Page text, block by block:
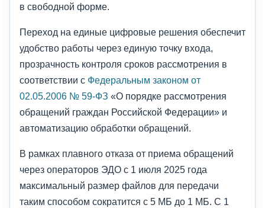
в свободной форме.
Переход на единые цифровые решения обеспечит
удобство работы через единую точку входа,
прозрачность контроля сроков рассмотрения в
соответствии с Федеральным законом от
02.05.2006 № 59-ФЗ «О порядке рассмотрения
обращений граждан Российской Федерации» и
автоматизацию обработки обращений.
В рамках плавного отказа от приема обращений
через операторов ЭДО с 1 июля 2025 года
максимальный размер файлов для передачи
таким способом сократится с 5 МБ до 1 МБ. С 1